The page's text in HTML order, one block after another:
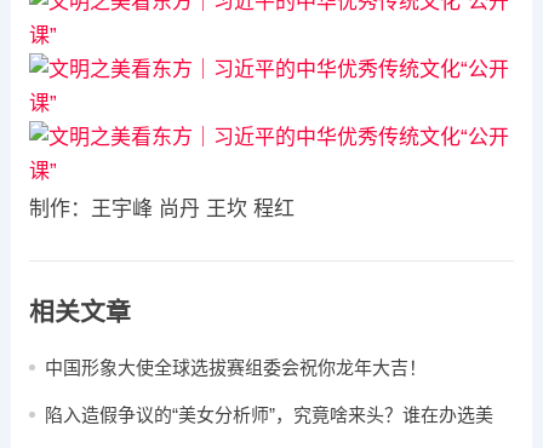
制作：王宇峰 尚丹 王坎 程红
相关文章
中国形象大使全球选拔赛组委会祝你龙年大吉​！
陷入造假争议的“美女分析师”，究竟啥来头？谁在办选美